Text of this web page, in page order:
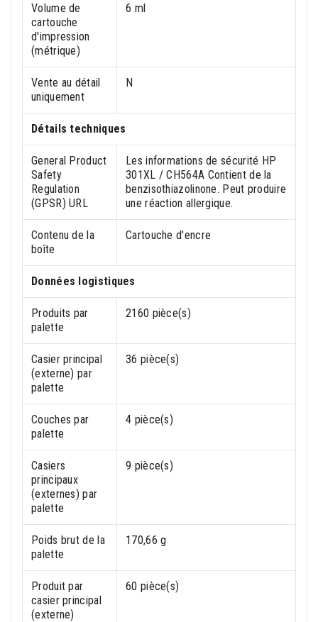
Volume de
cartouche
d'impression
(métrique)
6 ml
Vente au détail
uniquement
N
Détails techniques
General Product
Safety
Regulation
(GPSR) URL
Les informations de sécurité HP
301XL / CH564A Contient de la
benzisothiazolinone. Peut produire
une réaction allergique.
Contenu de la
boîte
Cartouche d'encre
Données logistiques
Produits par
palette
2160 pièce(s)
Casier principal
(externe) par
palette
36 pièce(s)
Couches par
palette
4 pièce(s)
Casiers
principaux
(externes) par
palette
9 pièce(s)
Poids brut de la
palette
170,66 g
Produit par
casier principal
(externe)
60 pièce(s)